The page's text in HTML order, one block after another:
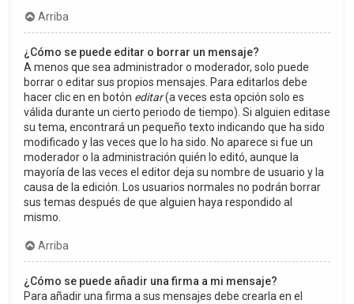
Arriba
¿Cómo se puede editar o borrar un mensaje?
A menos que sea administrador o moderador, solo puede
borrar o editar sus propios mensajes. Para editarlos debe
hacer clic en en botón editar(a veces esta opción solo es
válida durante un cierto periodo de tiempo). Si alguien editase
su tema, encontrará un pequeño texto indicando que ha sido
modificado y las veces que lo ha sido. No aparece si fue un
moderador o la administración quién lo editó, aunque la
mayoría de las veces el editor deja su nombre de usuario y la
causa de la edición. Los usuarios normales no podrán borrar
sus temas después de que alguien haya respondido al
mismo.
Arriba
¿Cómo se puede añadir una firma a mi mensaje?
Para añadir una firma a sus mensajes debe crearla en el